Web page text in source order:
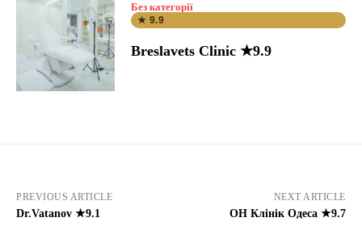
Без категорії
★ 9.9
Breslavets Clinic ★9.9
PREVIOUS ARTICLE
Dr.Vatanov ★9.1
NEXT ARTICLE
ОН Клінік Одеса ★9.7